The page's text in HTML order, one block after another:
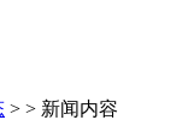
> > 新闻内容